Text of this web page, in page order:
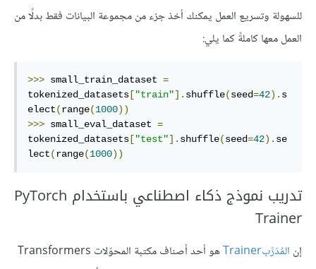
للسهولة وتسريع العمل يمكنك أخذ جزء من مجموعة البيانات فقط بدلًا من
العمل معها كاملةً كما يلي:
>>> small_train_dataset =
tokenized_datasets ["train"]. shuffle(seed=42). s
elect(range(1000))
>>> small_eval_dataset =
tokenized_datasets ["test"]. shuffle(seed=42). se
lect(range(1000))
تدريب نموذج ذكاء اصطناعي باستخدام PyTorch
Trainer
إن المُدَرِّبTrainer
هو أحد أصناف مكتبة المحوّلات Transformers